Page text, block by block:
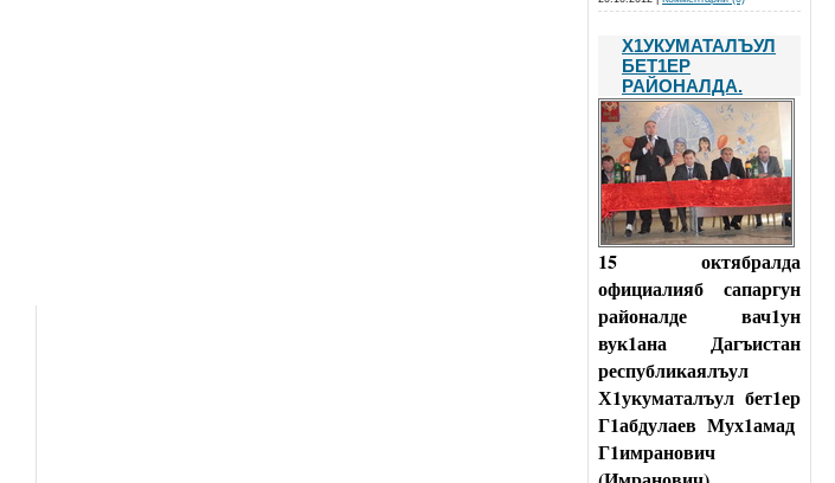
Х1УКУМАТАЛЪУЛ
БЕТ1ЕР
РАЙОНАЛДА.
15 октябралда
официалияб сапаргун
районалде вач1ун
вук1ана Дагъистан
республикаялъул
Х1укуматалъул бет1ер
Г1абдулаев Мух1амад
Г1имранович